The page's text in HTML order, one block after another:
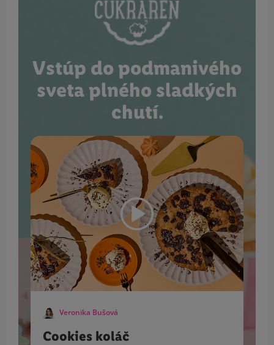
Vstúp do podmanivého
sveta plného sladkých
chutí.
Veronika Bušová
Cookies koláč